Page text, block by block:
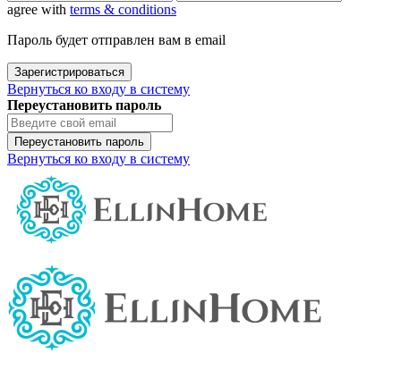
agree with terms & conditions
Пароль будет отправлен вам в email
Зарегистрироваться
Вернуться ко входу в систему
Переустановить пароль
Переустановить пароль
Вернуться ко входу в систему